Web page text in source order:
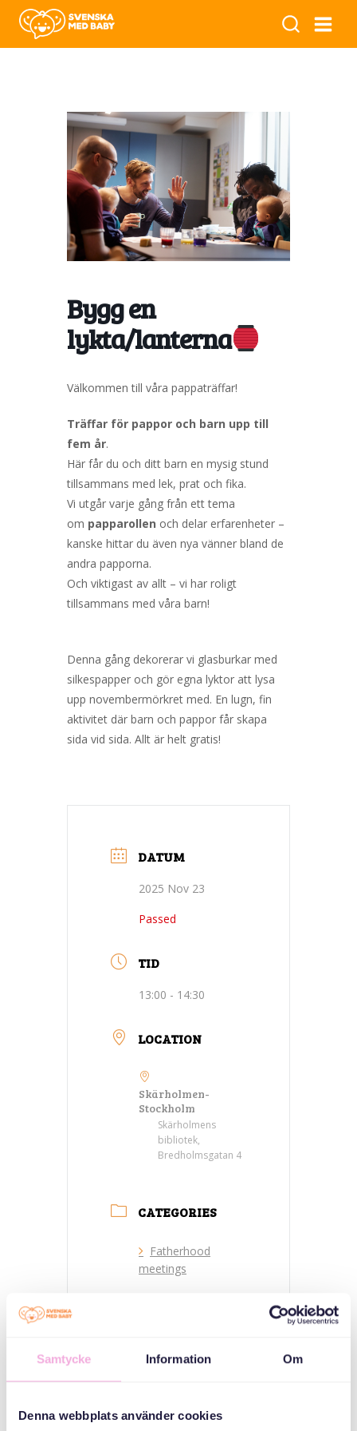
Samtycke Information Om
Denna webbplats använder cookies
Bygg en
lykta/lanterna
Välkommen till våra pappaträffar!
Träffar för pappor och barn upp till
fem år.
Här får du och ditt barn en mysig stund
tillsammans med lek, prat och fika.
Vi utgår varje gång från ett tema
om papparollen och delar erfarenheter –
kanske hittar du även nya vänner bland de
andra papporna.
Och viktigast av allt – vi har roligt
tillsammans med våra barn!
Denna gång dekorerar vi glasburkar med
silkespapper och gör egna lyktor att lysa
upp novembermörkret med. En lugn, fin
aktivitet där barn och pappor får skapa
sida vid sida. Allt är helt gratis!
DATUM
2025 Nov 23
Passed
TID
13:00 - 14:30
LOCATION
Skärholmen-
Stockholm
Skärholmens
bibliotek,
Bredholmsgatan 4
CATEGORIES
Fatherhood
meetings